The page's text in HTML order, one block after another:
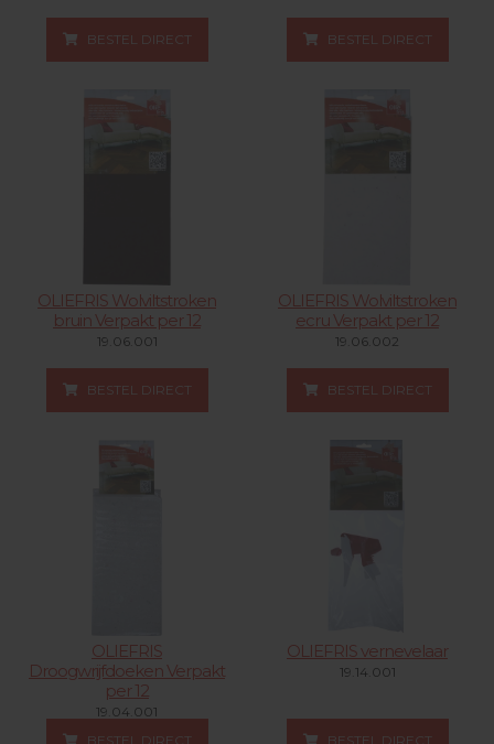
BESTEL DIRECT BESTEL DIRECT
OLIEFRIS Wolviltstroken
bruin Verpakt per 12
19.06.001
BESTEL DIRECT
OLIEFRIS Wolviltstroken
ecru Verpakt per 12
19.06.002
BESTEL DIRECT
OLIEFRIS
Droogwrijfdoeken Verpakt
per 12
19.04.001
BESTEL DIRECT
OLIEFRIS vernevelaar
19.14.001
BESTEL DIRECT